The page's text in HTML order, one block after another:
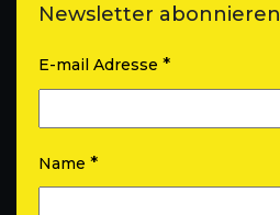
Newsletter abonnieren
E-mail Adresse *
Name *